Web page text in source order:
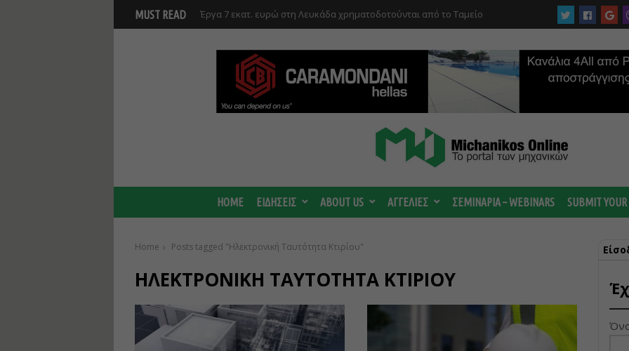
MUST READ Έργα 7 εκατ. ευρώ στη Λευκάδα χρηματοδοτούνται από το Ταμείο
Γ. Στάσσης: Προχωρούν και ωριμάζουν οι συζητήσεις για το Data
Center - Χτίζουμε μια πιο ισχυρή ΔΕΗ
HOME ΕΙΔΗΣΕΙΣ ABOUT US ΑΓΓΕΛΙΕΣ ΣΕΜΙΝΑΡΙΑ – WEBINARS SUBMIT
Home Posts tagged "Ηλεκτρονική Ταυτότητα Κτιρίου"
ΗΛΕΚΤΡΟΝΙΚΉ ΤΑΥΤΌΤΗΤΑ ΚΤΙΡΊΟΥ